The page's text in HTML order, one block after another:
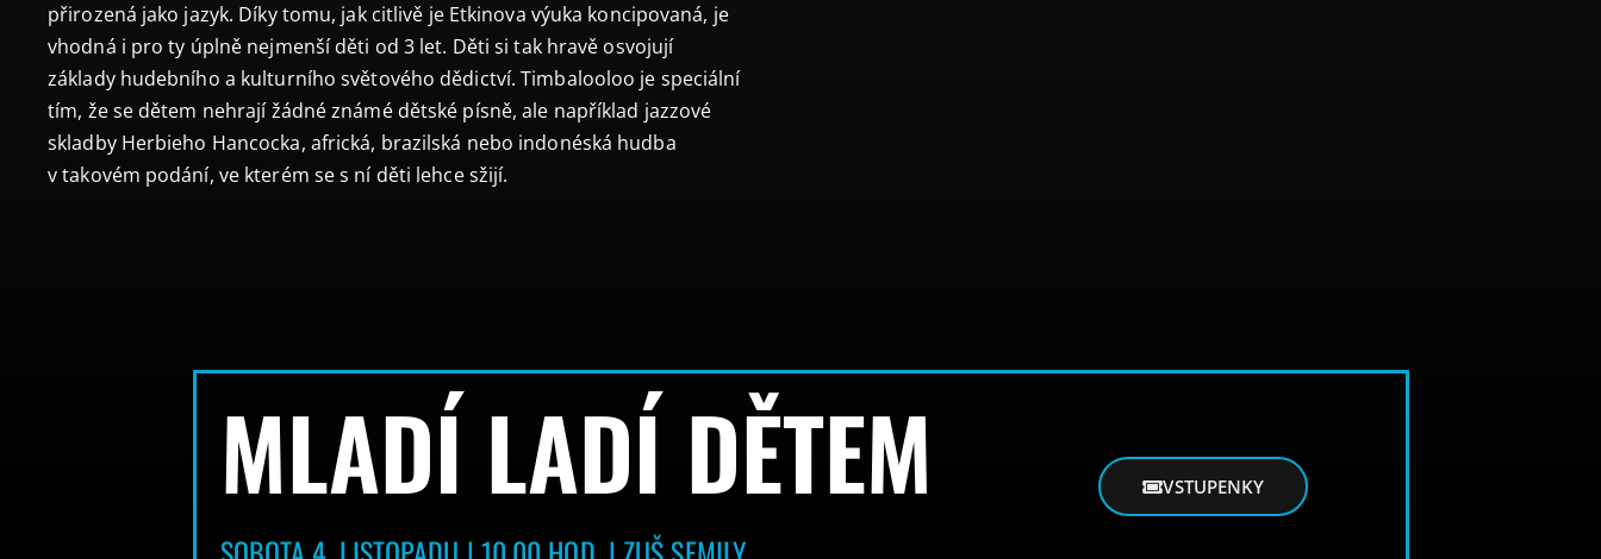
přirozená jako jazyk. Díky tomu, jak citlivě je Etkinova výuka koncipovaná, je
vhodná i pro ty úplně nejmenší děti od 3 let. Děti si tak hravě osvojují
základy hudebního a kulturního světového dědictví. Timbalooloo je speciální
tím, že se dětem nehrají žádné známé dětské písně, ale například jazzové
skladby Herbieho Hancocka, africká, brazilská nebo indonéská hudba
v takovém podání, ve kterém se s ní děti lehce sžijí.
MLADÍ LADÍ DĚTEM VSTUPENKY